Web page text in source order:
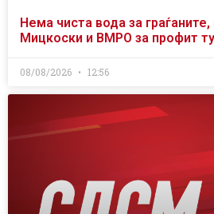
Нема чиста вода за граѓаните,
Мицкоски и ВМРО за профит
08/08/2026 12:56